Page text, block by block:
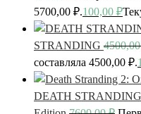
5700,00 ₽.100,00 ₽
STRANDING
составляла 4500,00 ₽.
DEATH